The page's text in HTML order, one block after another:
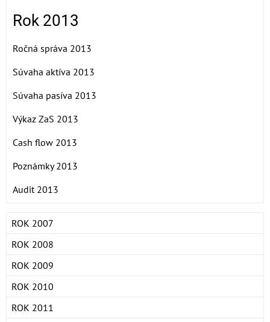
Rok 2013
Ročná správa 2013
Súvaha aktíva 2013
Súvaha pasíva 2013
Výkaz ZaS 2013
Cash flow 2013
Poznámky 2013
Audit 2013
ROK 2007
ROK 2008
ROK 2009
ROK 2010
ROK 2011